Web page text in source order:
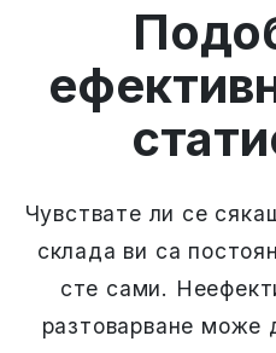
Чувствате ли се
склада ви са
сте сами.
разтоварване може